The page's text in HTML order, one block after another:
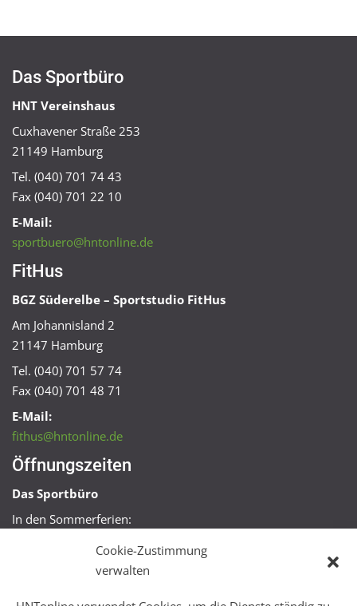
Cookie-Zustimmung
verwalten
Das Sportbüro
HNT Vereinshaus
Cuxhavener Straße 253
21149 Hamburg
Tel. (040) 701 74 43
Fax (040) 701 22 10
E-Mail:
sportbuero@hntonline.de
FitHus
BGZ Süderelbe – Sportstudio FitHus
Am Johannisland 2
21147 Hamburg
Tel. (040) 701 57 74
Fax (040) 701 48 71
E-Mail:
fithus@hntonline.de
Öffnungszeiten
Das Sportbüro
In den Sommerferien:
Mo + Mi 16:00 – 18:00 Uhr